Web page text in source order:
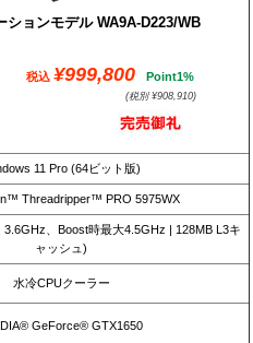
ションモデル WA9A-D223/WB
税込 ¥999,800 Point1%
(税別 ¥908,910)
11 Pro (64ビット版)
Threadripper™ PRO 5975WX
、Boost時最大4.5GHz | 128MB L3キ
ャッシュ)
水冷CPUクーラー
GeForce® GTX1650